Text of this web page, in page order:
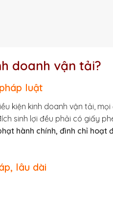
doanh vận tải?
luật
kiện kinh doanh vận tải,
sinh lợi đều phải có giấy
hành chính, đình chỉ hoạt
lâu dài